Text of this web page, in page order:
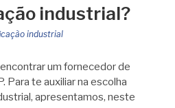
industrial?
industrial
um fornecedor de
Para te auxiliar na escolha
apresentamos, neste